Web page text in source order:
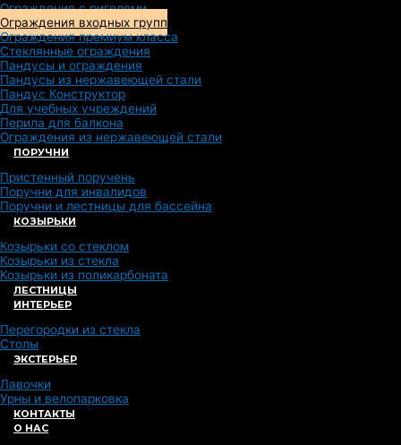
Ограждения с ригелями
Ограждения входных групп
Ограждения премиум класса
Стеклянные ограждения
Пандусы и ограждения
Пандусы из нержавеющей стали
Пандус Конструктор
Для учебных учреждений
Перила для балкона
Ограждения из нержавеющей стали
ПОРУЧНИ
Пристенный поручень
Поручни для инвалидов
Поручни и лестницы для бассейна
КОЗЫРЬКИ
Козырьки со стеклом
Козырьки из стекла
Козырьки из поликарбоната
ЛЕСТНИЦЫ
ИНТЕРЬЕР
Перегородки из стекла
Столы
ЭКСТЕРЬЕР
Лавочки
Урны и велопарковка
КОНТАКТЫ
О НАС